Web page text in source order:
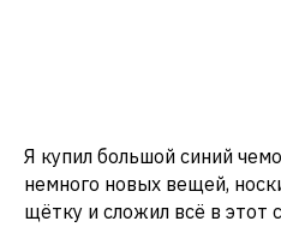
Я купил большой синий
немного новых вещей,
щётку и сложил всё в этот